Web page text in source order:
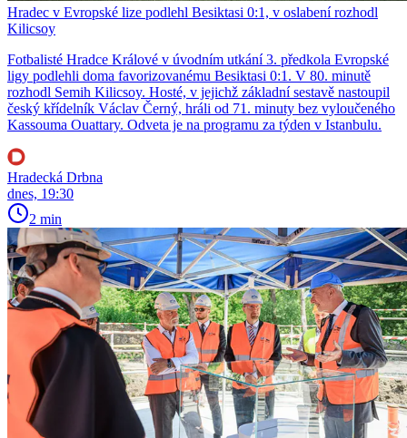
Hradec v Evropské lize podlehl Besiktasi 0:1, v oslabení rozhodl
Kilicsoy
Fotbalisté Hradce Králové v úvodním utkání 3. předkola Evropské
ligy podlehli doma favorizovanému Besiktasi 0:1. V 80. minutě
rozhodl Semih Kilicsoy. Hosté, v jejichž základní sestavě nastoupil
český křídelník Václav Černý, hráli od 71. minuty bez vyloučeného
Kassouma Ouattary. Odveta je na programu za týden v Istanbulu.
Hradecká Drbna
dnes, 19:30
2 min